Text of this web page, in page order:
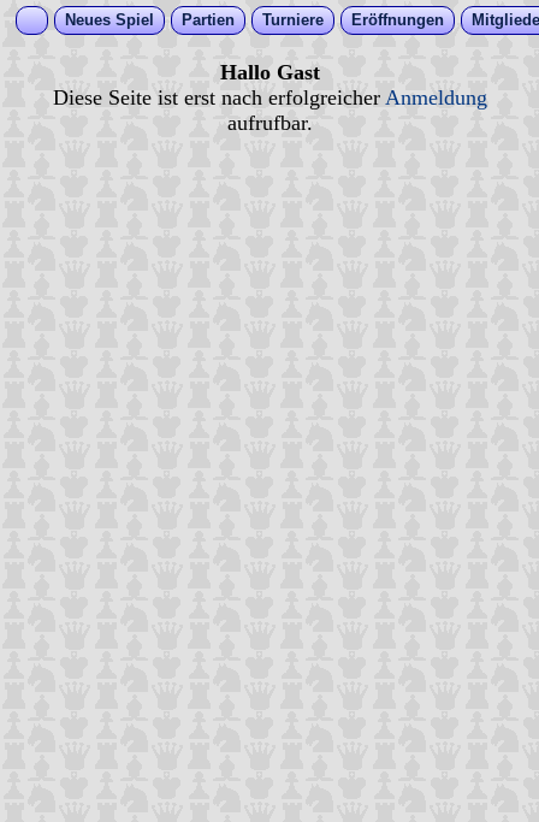
Neues Spiel Partien Turniere Eröffnungen
Hallo Gast
Diese Seite ist erst nach erfolgreicher Anmeldung
aufrufbar.